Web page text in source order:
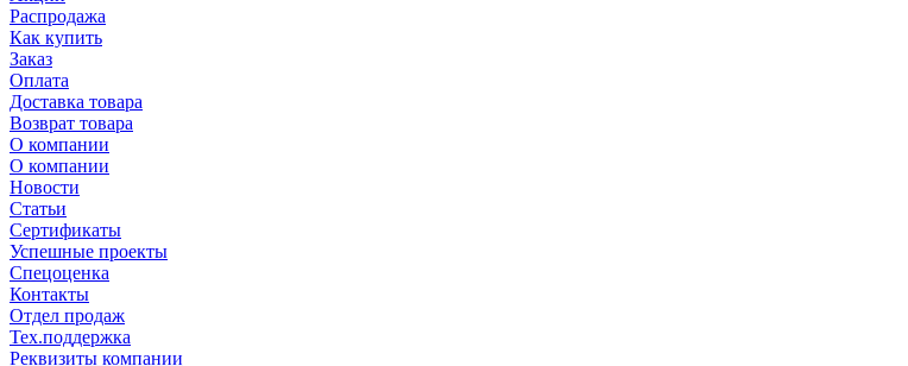
Распродажа
Как купить
Заказ
Оплата
Доставка товара
Возврат товара
О компании
О компании
Новости
Статьи
Сертификаты
Успешные проекты
Спецоценка
Контакты
Отдел продаж
Тех.поддержка
Реквизиты компании